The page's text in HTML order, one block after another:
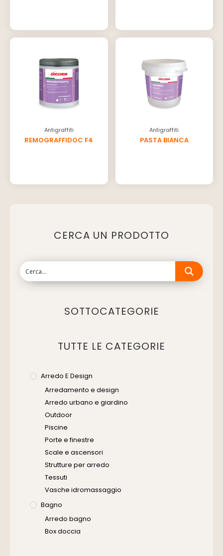
Antigraffiti
REMOGRAFFIDOC F4
Antigraffiti
PASTA BIANCA
CERCA UN PRODOTTO
SOTTOCATEGORIE
TUTTE LE CATEGORIE
Arredo E Design
Arredamento e design
Arredo urbano e giardino
Outdoor
Piscine
Porte e finestre
Scale e ascensori
Strutture per arredo
Tessuti
Vasche idromassaggio
Bagno
Arredo bagno
Box doccia